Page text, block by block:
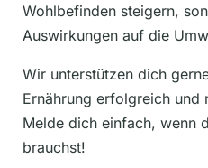
Wohlbefinden steigern,
Auswirkungen auf die
Wir unterstützen dich
Ernährung erfolgreich und
Melde dich einfach, wenn
brauchst!